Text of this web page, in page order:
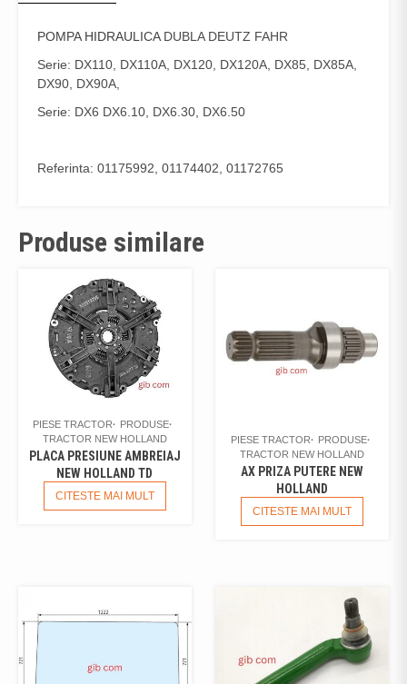
POMPA HIDRAULICADUBLA DEUTZ FAHR
Serie: DX110, DX110A, DX120, DX120A, DX85, DX85A,
DX90, DX90A,
Serie: DX6 DX6.10, DX6.30, DX6.50
Referinta: 01175992, 01174402, 01172765
Produse similare
PIESE TRACTOR
PRODUSE
TRACTOR NEW HOLLAND
PLACA PRESIUNE AMBREIAJ
NEW HOLLAND TD
CITESTE MAI MULT
PIESE TRACTOR
PRODUSE
TRACTOR NEW HOLLAND
AX PRIZA PUTERE NEW
HOLLAND
CITESTE MAI MULT